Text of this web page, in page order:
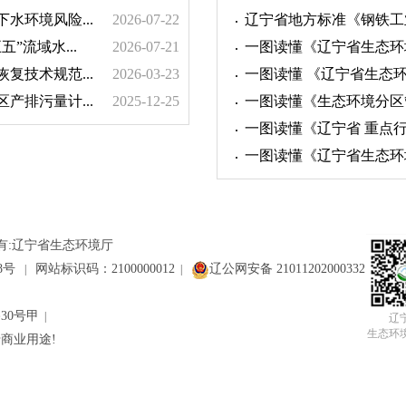
2026-07-22
水环境风险...
2026-07-21
”流域水...
2026-03-23
复技术规范...
2025-12-25
产排污量计...
辽宁省地方标准《钢铁
一图读懂《辽宁省生态
一图读懂 《辽宁省生态
一图读懂《生态环境分
一图读懂《辽宁省 重点
一图读懂《辽宁省生态
:辽宁省生态环境厅
号
网站标识码：2100000012 辽公网安备 21011202000332
号甲
业用途!
辽
生态环